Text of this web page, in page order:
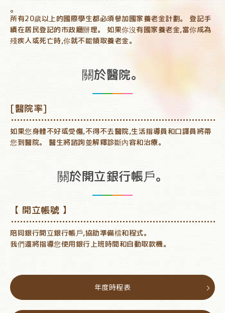
。
所有20歲以上的國際學生都必須參加國家養老金計劃。 登記手
續在居民登記的市政廳辦理。 如果你沒有國家養老金,當你成為
殘疾人或死亡時,你就不能領取養老金。
關於醫院。
[醫院率]
如果您身體不好或受傷,不得不去醫院,生活指導員和口譯員將帶
您到醫院。 醫生將諮詢並解釋診斷內容和治療。
關於開立銀行帳戶。
【 開立帳號 】
陪同銀行開立銀行帳戶,協助準備檔和程式。
我們還將指導您使用銀行上班時間和自動取款機。
年度時程表